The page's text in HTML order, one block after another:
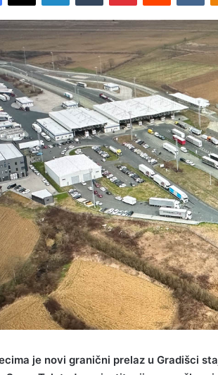
d
a
e
m
a
i
l
je novi granični prelaz u Gradišci